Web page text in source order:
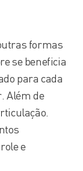
formas
se beneficia
para cada
Além de
e